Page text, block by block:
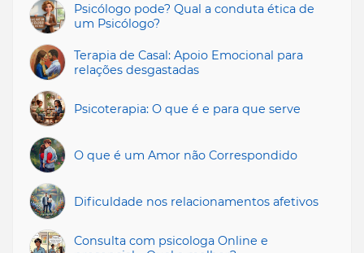
Psicólogo pode? Qual a conduta ética de
um Psicólogo?
Terapia de Casal: Apoio Emocional para
relações desgastadas
Psicoterapia: O que é e para que serve
O que é um Amor não Correspondido
Dificuldade nos relacionamentos afetivos
Consulta com psicologa Online e